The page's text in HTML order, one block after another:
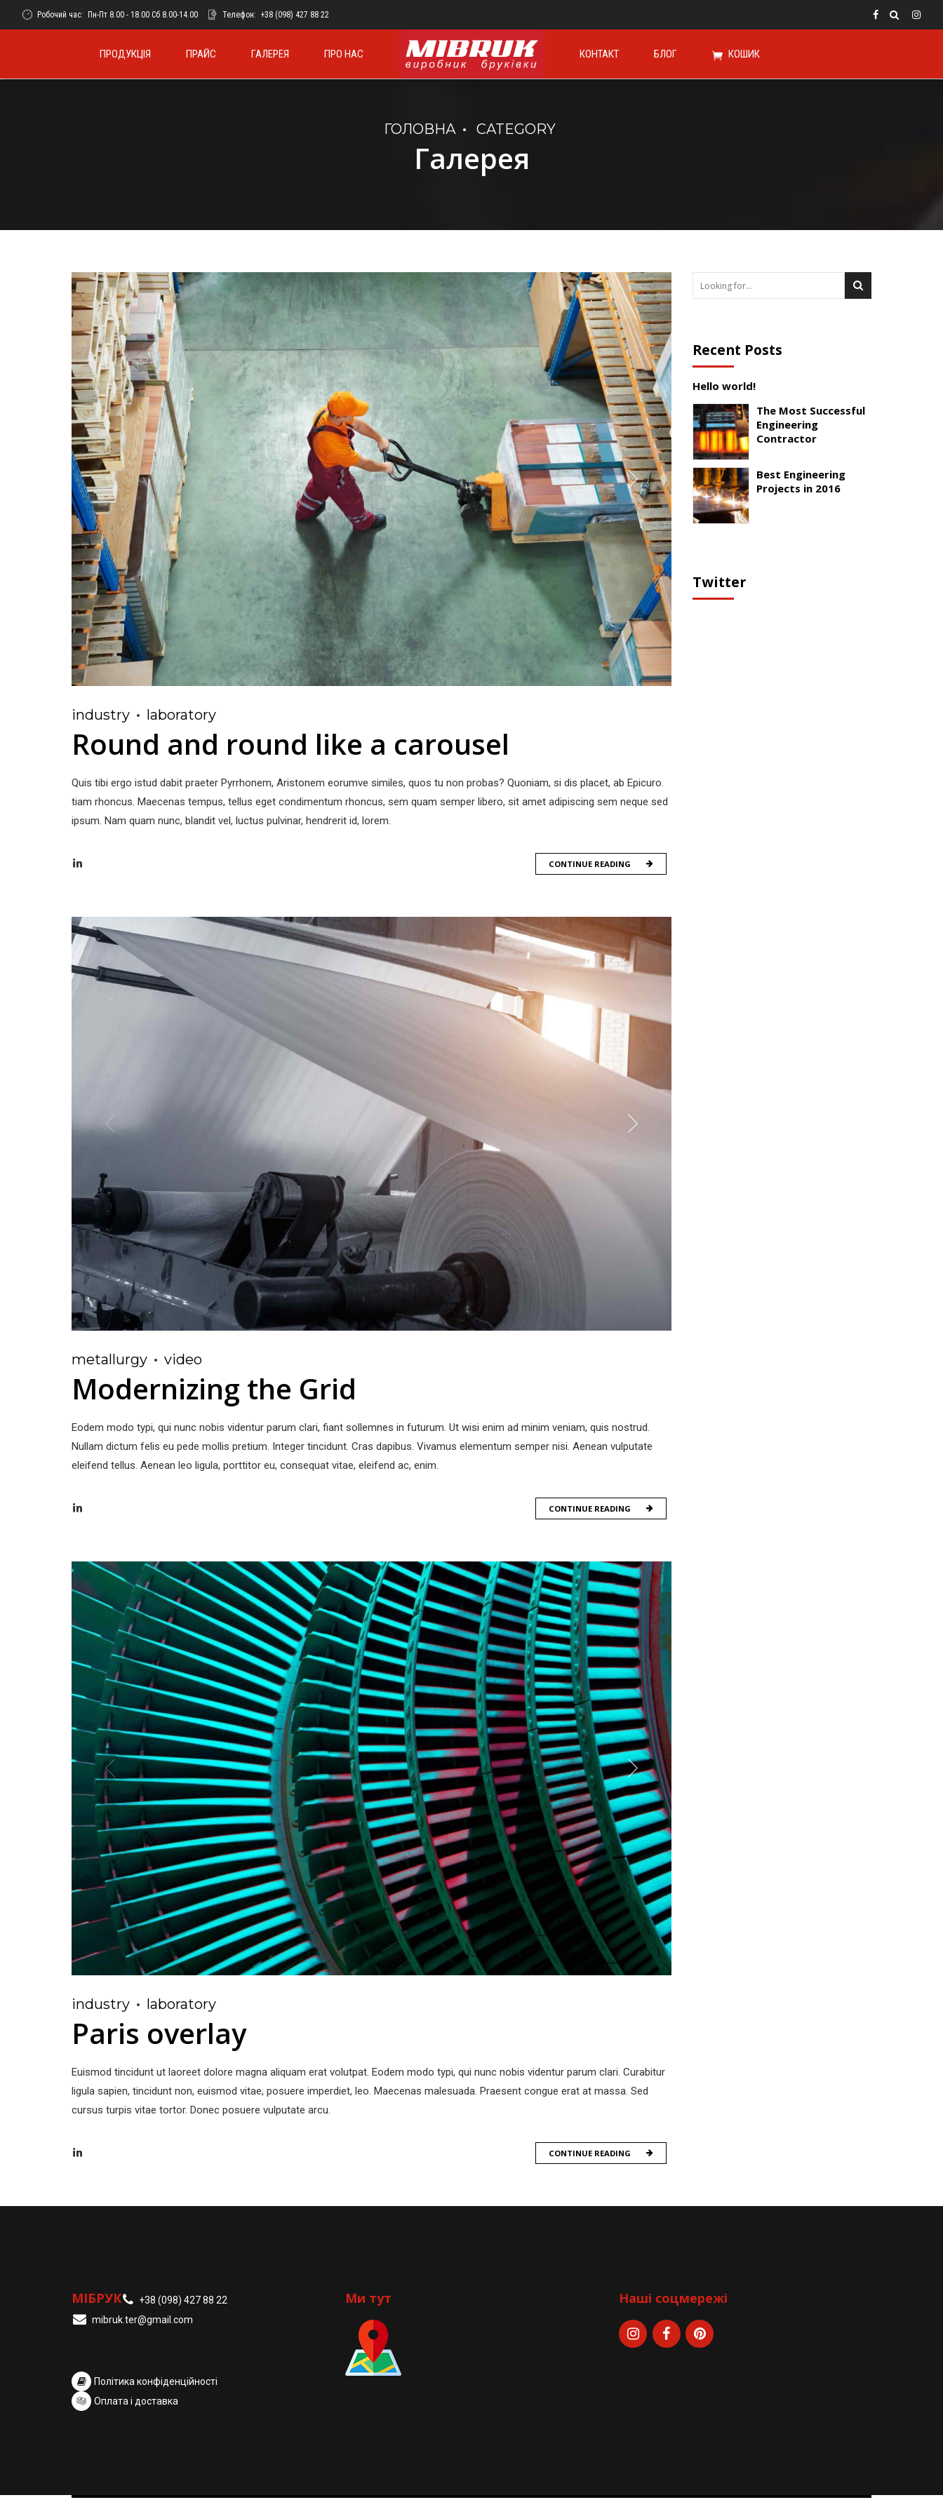
Робочий час: Пн-Пт 8.00 - 18.00 Сб 8.00-14.00 Телефон: +38 (098) 427 88 22
ПРОДУКЦІЯ ПРАЙС ГАЛЕРЕЯ ПРО НАС КОНТАКТ БЛОГ КОШИК
ГОЛОВНА CATEGORY
Галерея
industry laboratory
Round and round like a carousel
Quis tibi ergo istud dabit praeter Pyrrhonem, Aristonem eorumve similes, quos tu non probas? Quoniam, si dis placet, ab Epicuro.
tiam rhoncus. Maecenas tempus, tellus eget condimentum rhoncus, sem quam semper libero, sit amet adipiscing sem neque sed
ipsum. Nam quam nunc, blandit vel, luctus pulvinar, hendrerit id, lorem.
CONTINUE READING
metallurgy video
Modernizing the Grid
Eodem modo typi, qui nunc nobis videntur parum clari, fiant sollemnes in futurum. Ut wisi enim ad minim veniam, quis nostrud.
Nullam dictum felis eu pede mollis pretium. Integer tincidunt. Cras dapibus. Vivamus elementum semper nisi. Aenean vulputate
eleifend tellus. Aenean leo ligula, porttitor eu, consequat vitae, eleifend ac, enim.
CONTINUE READING
industry laboratory
Paris overlay
Euismod tincidunt ut laoreet dolore magna aliquam erat volutpat. Eodem modo typi, qui nunc nobis videntur parum clari. Curabitur
ligula sapien, tincidunt non, euismod vitae, posuere imperdiet, leo. Maecenas malesuada. Praesent congue erat at massa. Sed
cursus turpis vitae tortor. Donec posuere vulputate arcu.
CONTINUE READING
Recent Posts
Hello world!
The Most Successful
Engineering
Contractor
Best Engineering
Projects in 2016
Twitter
МІБРУК
+38 (098) 427 88 22
mibruk.ter@gmail.com
Політика конфіденційності
Оплата і доставка
Ми тут Наші соцмережі